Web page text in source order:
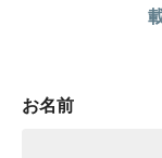
お名前